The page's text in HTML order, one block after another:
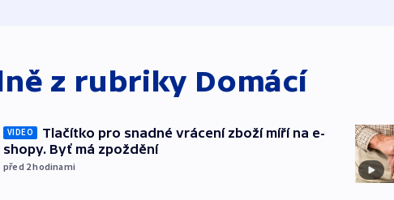
z rubriky Domácí
VIDEO
Tlačítko pro snadné vrácení zboží míří na e-
shopy. Byť má zpoždění
před 2hodinami